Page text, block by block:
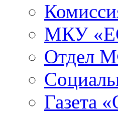
МКУ
Отдел
Газета